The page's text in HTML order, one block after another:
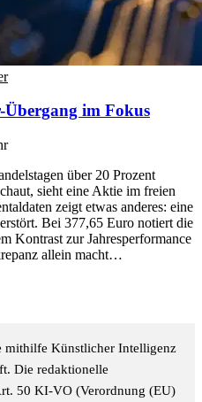
im Fokus
über 20 Prozent
sieht eine Aktie im freien
zeigt etwas anderes: eine
Bei 377,65 Euro notiert die
Kontrast zur Jahresperformance
allein macht…
mithilfe Künstlicher Intelligenz
Die redaktionelle
50 KI-VO (Verordnung (EU)